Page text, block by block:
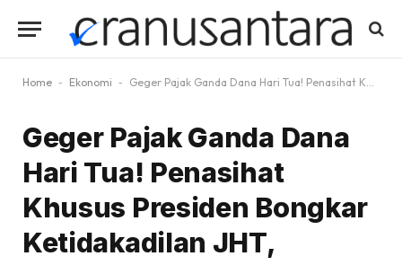
Home - Ekonomi - Geger Pajak Ganda Dana Hari Tua! Penasihat Khusus Presiden Bongkar Ketidakadilan JHT, Menkeu Beri Sinyal Mengejutkan: Ini Detail Aturan yang Bikin Buruh Resah!
Geger Pajak Ganda Dana
Hari Tua! Penasihat
Khusus Presiden Bongkar
Ketidakadilan JHT,